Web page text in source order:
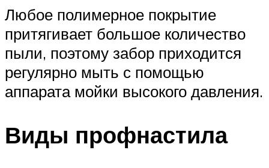
Любое полимерное покрытие
притягивает большое количество
пыли, поэтому забор приходится
регулярно мыть с помощью
аппарата мойки высокого давления.
Виды профнастила